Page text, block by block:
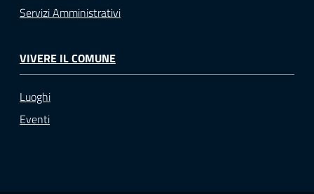
Servizi Amministrativi
VIVERE IL COMUNE
Luoghi
Eventi